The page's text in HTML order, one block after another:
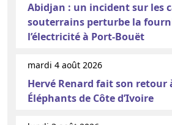
Abidjan : un incident sur les
souterrains perturbe la
l’électricité à Port-Bouët
mardi 4 août 2026
Hervé Renard fait son retour
Éléphants de Côte d’Ivoire